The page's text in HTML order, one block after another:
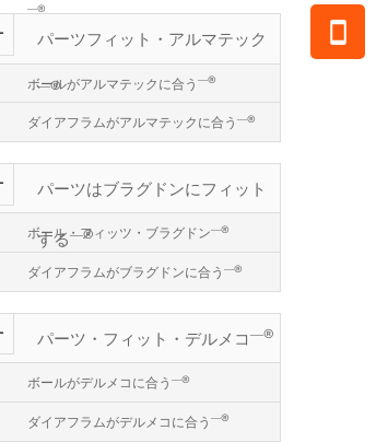
―®
パーツフィット・アルマテック
―®
ボールがアルマテックに合う ―®
ダイアフラムがアルマテックに合う ―®
パーツはブラグドンにフィット
する―®
ボール・フィッツ・ブラグドン―®
ダイアフラムがブラグドンに合う ―®
パーツ・フィット・デルメコ―®
ボールがデルメコに合う ―®
ダイアフラムがデルメコに合う ―®